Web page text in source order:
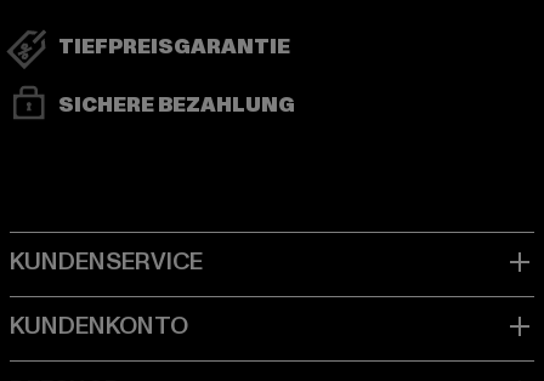
TIEFPREISGARANTIE
SICHERE BEZAHLUNG